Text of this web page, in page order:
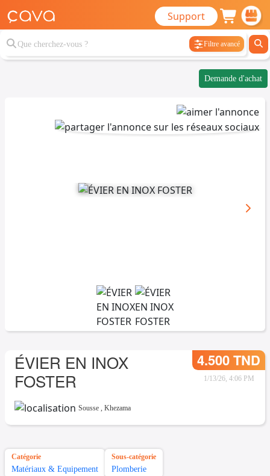
Support
Filtre avancé
Demande d'achat
ÉVIER EN INOX
FOSTER
4.500 TND
1/13/26, 4:06 PM
Sousse , Khezama
Catégorie
Matériaux & Equipement
Sous-catégorie
Plomberie